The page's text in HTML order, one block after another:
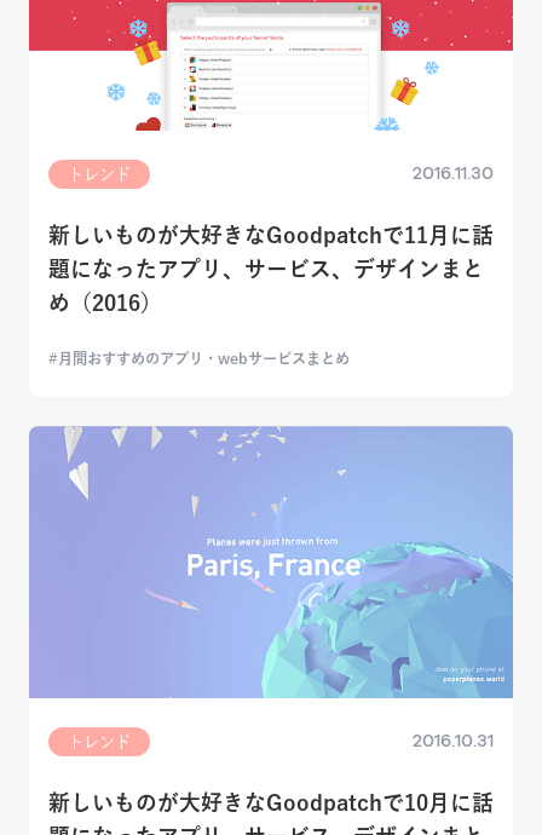
トレンド 2016.11.30
新しいものが大好きなGoodpatchで11月に話
題になったアプリ、サービス、デザインまと
め（2016）
月間おすすめのアプリ・webサービスまとめ
トレンド 2016.10.31
新しいものが大好きなGoodpatchで10月に話